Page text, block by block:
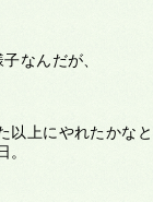
なんだが、
以上にやれたかな
。